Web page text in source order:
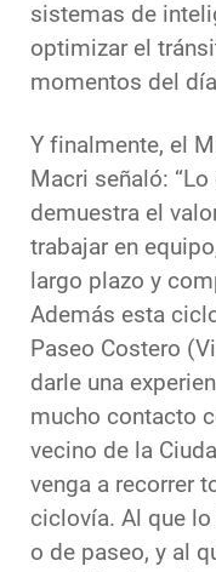
sistemas de
optimizar el
momentos del
Y finalmente, el
Macri señaló:
demuestra el
trabajar en
largo plazo y
Además esta
Paseo Costero
darle una
mucho contacto
vecino de la
venga a recorrer
ciclovía. Al que
o de paseo, y al